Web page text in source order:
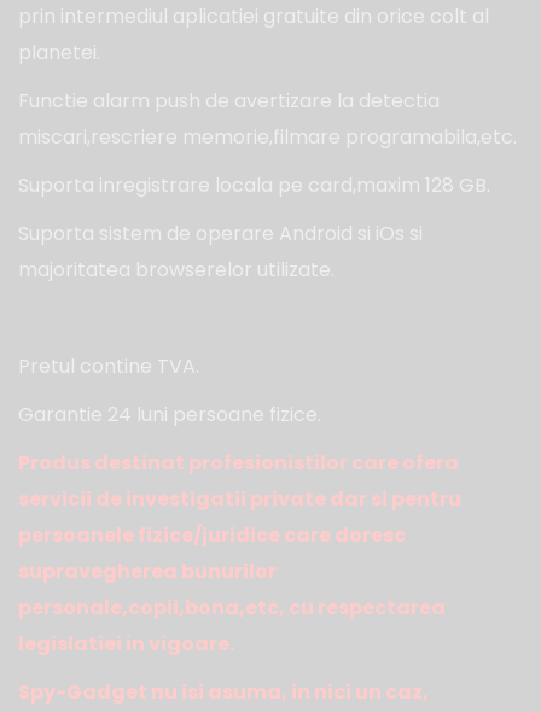
prin intermediul aplicatiei gratuite din orice colt al
planetei.
Functie alarm push de avertizare la detectia
miscari,rescriere memorie,filmare programabila,etc.
Suporta inregistrare locala pe card,maxim 128 GB.
Suporta sistem de operare Android si iOs si
majoritatea browserelor utilizate.
Pretul contine TVA.
Garantie 24 luni persoane fizice.
Produs destinat profesionistilor care ofera
servicii de investigatii private dar si pentru
persoanele fizice/juridice care doresc
supravegherea bunurilor
personale,copii,bona,etc, cu respectarea
legislatiei in vigoare.
Spy-Gadget nu isi asuma, in nici un caz,